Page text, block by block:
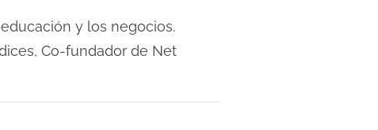
y los negocios.
Co-fundador de Net